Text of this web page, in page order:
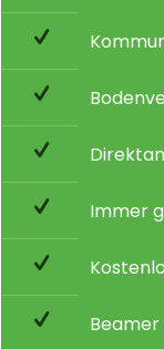
Immer
Beamer